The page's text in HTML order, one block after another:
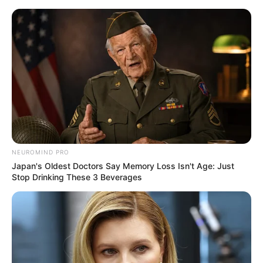
Freizeit- und Erlebnisbad in Sontra
Werra-Meißner-Kreis
Morgen ist Hohes Friedensfest (in Augsburg ein
Feiertag): Sonnabend, den 08.08.2026
Im Sontraer Freibad gibt es alles was zu einem
ausgezeichneten Freibad dazugehört, wie beispielsweise
die 65m-Wild-River-Rutsche, das Attraktionsbecken mit
Sportbecken, die Sprunganlage und das separate
Kleinkinderbecken. Ideal ist auch die Lage in der
waldreichen Umgebung am Stadtrand neben einem
Feriendorf. Selbstverständlich gibt es auch eine Cafeteria
mit leckeren Speisen und Getränken.
NEUROMIND PRO
Japan's Oldest Doctors Say Memory Loss Isn't Age: Just
Stop Drinking These 3 Beverages